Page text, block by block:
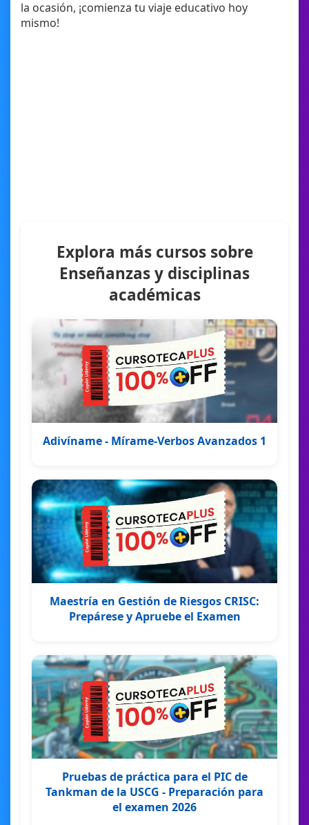
la ocasión, ¡comienza tu viaje educativo hoy
mismo!
Explora más cursos sobre
Enseñanzas y disciplinas
académicas
Adivíname - Mírame-Verbos Avanzados 1
Maestría en Gestión de Riesgos CRISC:
Prepárese y Apruebe el Examen
Pruebas de práctica para el PIC de
Tankman de la USCG - Preparación para
el examen 2026